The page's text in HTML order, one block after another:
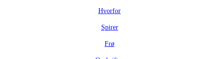
Hvorfor
Spirer
Frø